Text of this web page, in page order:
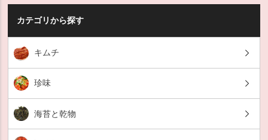
カテゴリから探す
キムチ
珍味
海苔と乾物